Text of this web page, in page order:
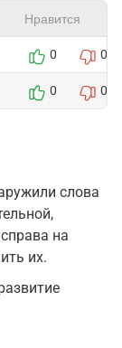
Нравится
0 0
0 0
слова
на
их.